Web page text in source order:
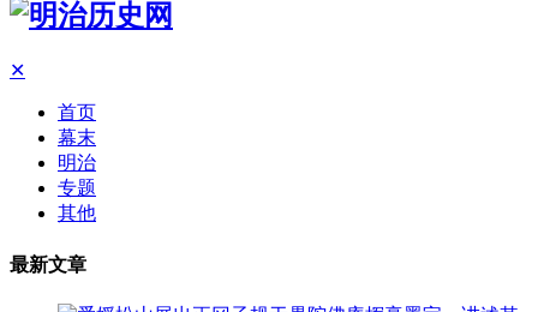
✕
首页
幕末
明治
专题
其他
最新文章